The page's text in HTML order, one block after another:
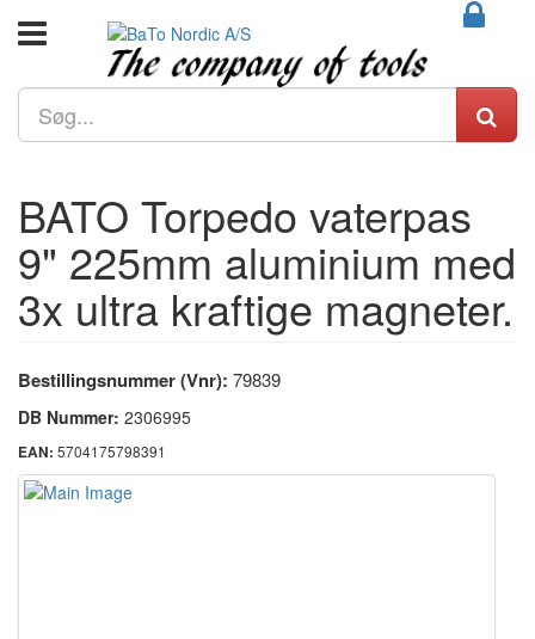
BATO Torpedo vaterpas
9" 225mm aluminium med
3x ultra kraftige magneter.
Bestillingsnummer (Vnr): 79839
DB Nummer: 2306995
EAN: 5704175798391